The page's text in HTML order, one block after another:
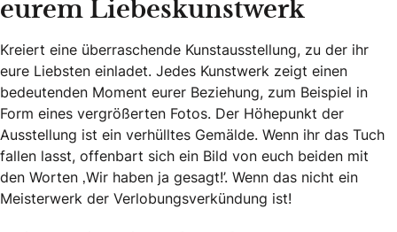
eurem Liebeskunstwerk
Kreiert eine überraschende Kunstausstellung, zu der ihr
eure Liebsten einladet. Jedes Kunstwerk zeigt einen
bedeutenden Moment eurer Beziehung, zum Beispiel in
Form eines vergrößerten Fotos. Der Höhepunkt der
Ausstellung ist ein verhülltes Gemälde. Wenn ihr das Tuch
fallen lasst, offenbart sich ein Bild von euch beiden mit
den Worten ‚Wir haben ja gesagt!’. Wenn das nicht ein
Meisterwerk der Verlobungsverkündung ist!